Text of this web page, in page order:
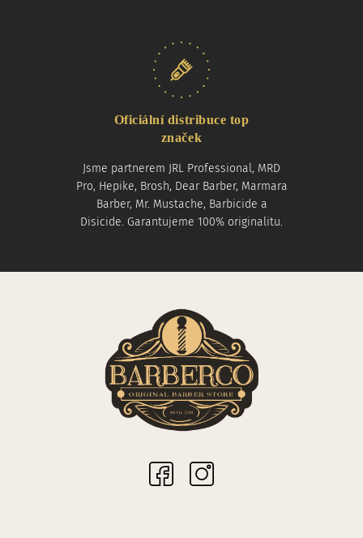
Oficiální distribuce top
značek
Jsme partnerem JRL Professional, MRD
Pro, Hepike, Brosh, Dear Barber, Marmara
Barber, Mr. Mustache, Barbicide a
Disicide. Garantujeme 100% originalitu.